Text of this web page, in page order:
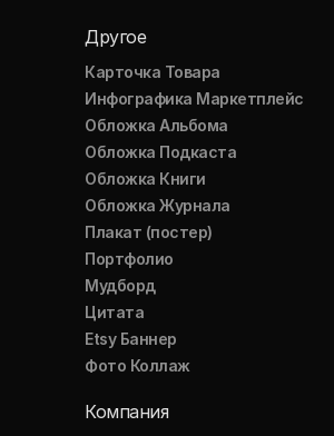
Другое
Карточка Товара
Инфографика Маркетплейс
Обложка Альбома
Обложка Подкаста
Обложка Книги
Обложка Журнала
Плакат (постер)
Портфолио
Мудборд
Цитата
Etsy Баннер
Фото Коллаж
Компания